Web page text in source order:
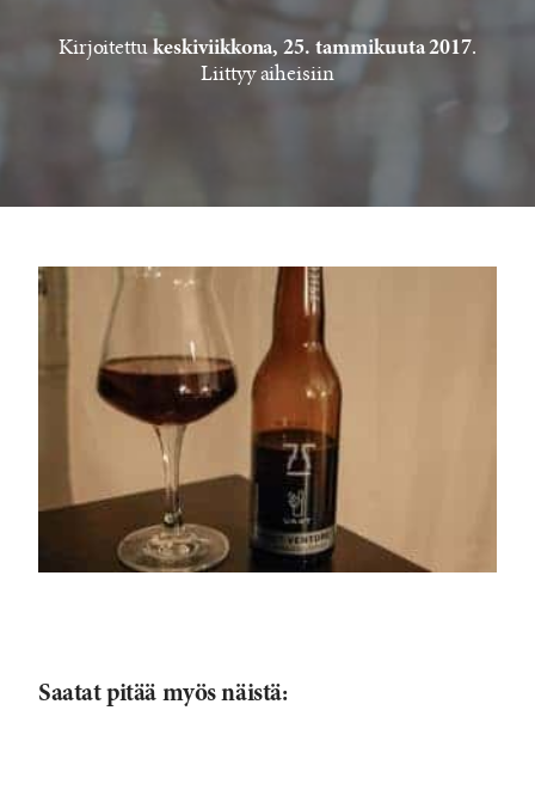
Kirjoitettukeskiviikkona, 25. tammikuuta 2017.
Liittyy aiheisiin
Saatat pitää myös näistä: